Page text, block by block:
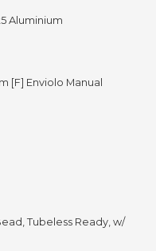
Aluminium
[F] Enviolo Manual
Tubeless Ready, w/